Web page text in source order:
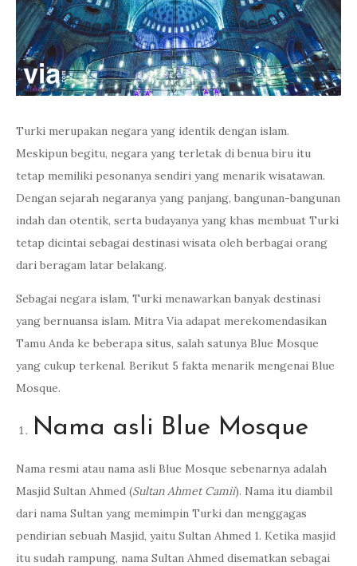
Turki merupakan negara yang identik dengan islam.
Meskipun begitu, negara yang terletak di benua biru itu
tetap memiliki pesonanya sendiri yang menarik wisatawan.
Dengan sejarah negaranya yang panjang, bangunan-bangunan
indah dan otentik, serta budayanya yang khas membuat Turki
tetap dicintai sebagai destinasi wisata oleh berbagai orang
dari beragam latar belakang.
Sebagai negara islam, Turki menawarkan banyak destinasi
yang bernuansa islam. Mitra Via adapat merekomendasikan
Tamu Anda ke beberapa situs, salah satunya Blue Mosque
yang cukup terkenal. Berikut 5 fakta menarik mengenai Blue
Mosque.
Nama asli Blue Mosque
Nama resmi atau nama asli Blue Mosque sebenarnya adalah
Masjid Sultan Ahmed (Sultan Ahmet Camii). Nama itu diambil
dari nama Sultan yang memimpin Turki dan menggagas
pendirian sebuah Masjid, yaitu Sultan Ahmed 1. Ketika masjid
itu sudah rampung, nama Sultan Ahmed disematkan sebagai